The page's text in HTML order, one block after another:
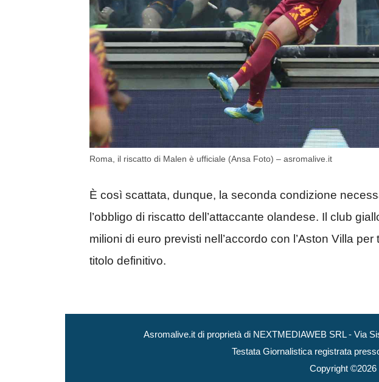
Roma, il riscatto di Malen è ufficiale (Ansa Foto) – asromalive.it
È così scattata, dunque, la seconda condizione
l’obbligo di riscatto dell’attaccante olandese. Il club
milioni di euro previsti nell’accordo con l’Aston Villa per
titolo definitivo.
Asromalive.it di proprietà di NEXTMEDIAWEB SRL - Via
Testata Giornalistica registrata
Copyright ©2026